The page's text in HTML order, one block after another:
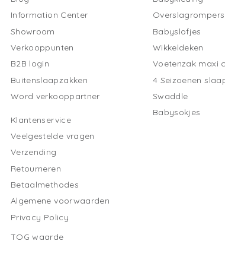
Information Center
Showroom
Verkooppunten
B2B login
Buitenslaapzakken
Word verkooppartner
Klantenservice
Veelgestelde vragen
Verzending
Retourneren
Betaalmethodes
Algemene voorwaarden
Privacy Policy
TOG waarde
Overslagrompers
Babyslofjes
Wikkeldeken
Voetenzak maxi
4 Seizoenen
Swaddle
Babysokjes